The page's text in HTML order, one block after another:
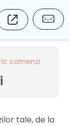
comenzi
tale, de la